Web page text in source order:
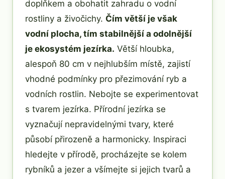
doplňkem a obohatit zahradu o vodní
rostliny a živočichy. Čím větší je však
vodní plocha, tím stabilnější a odolnější
je ekosystém jezírka. Větší hloubka,
alespoň 80 cm v nejhlubším místě, zajistí
vhodné podmínky pro přezimování ryb a
vodních rostlin. Nebojte se experimentovat
s tvarem jezírka. Přírodní jezírka se
vyznačují nepravidelnými tvary, které
působí přirozeně a harmonicky. Inspiraci
hledejte v přírodě, procházejte se kolem
rybníků a jezer a všímejte si jejich tvarů a